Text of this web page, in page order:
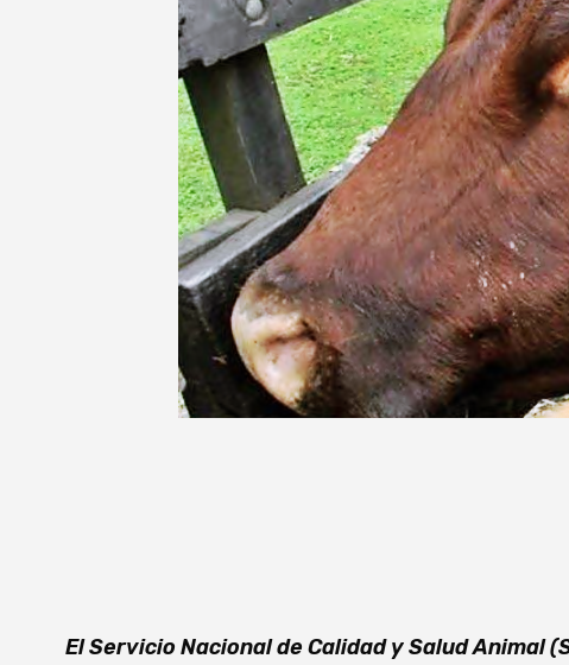
El Servicio Nacional de Calidad y Salud Animal